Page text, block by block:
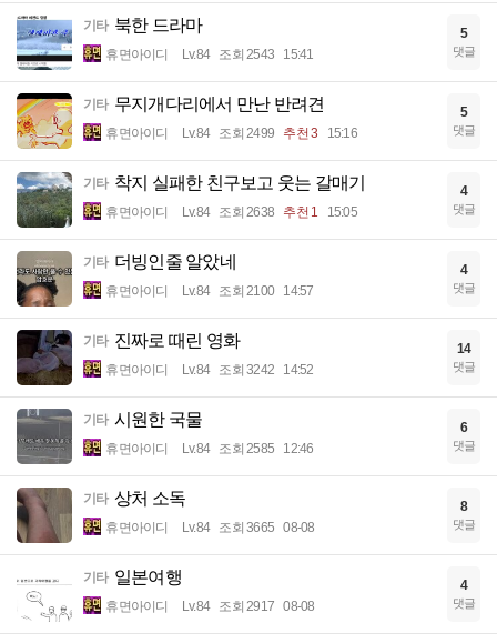
기타 북한 드라마
휴면아이디 Lv.84 조회 2543 15:41
5
댓글
기타 무지개다리에서 만난 반려견
휴면아이디 Lv.84 조회 2499 추천 3 15:16
5
댓글
기타 착지 실패한 친구보고 웃는 갈매기
휴면아이디 Lv.84 조회 2638 추천 1 15:05
4
댓글
기타 더빙인줄 알았네
휴면아이디 Lv.84 조회 2100 14:57
4
댓글
기타 진짜로 때린 영화
휴면아이디 Lv.84 조회 3242 14:52
14
댓글
기타 시원한 국물
휴면아이디 Lv.84 조회 2585 12:46
6
댓글
기타 상처 소독
휴면아이디 Lv.84 조회 3665 08-08
8
댓글
기타 일본여행
휴면아이디 Lv.84 조회 2917 08-08
4
댓글